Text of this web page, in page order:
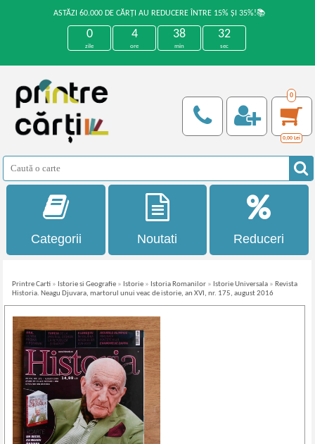
ASTĂZI 60.000 DE CĂRȚI AU REDUCERE ÎNTRE 15% ȘI 35%!📚
0
zile
4
ore
38
min
32
sec
0
0,00 Lei
Categorii Noutati Reduceri
Printre Carti » Istorie si Geografie » Istorie » Istoria Romanilor » Istorie Universala » Revista
Historia. Neagu Djuvara, martorul unui veac de istorie, an XVI, nr. 175, august 2016